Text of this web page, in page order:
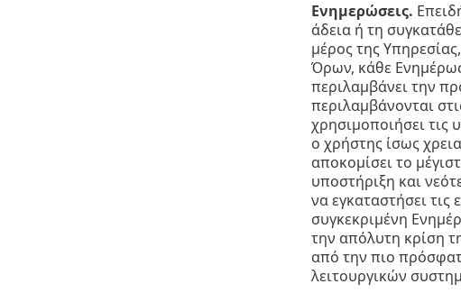
Ενημερώσεις.
άδεια ή τη
μέρος της
Όρων, κάθε
περιλαμβάνει την
περιλαμβάνονται
χρησιμοποιήσει τις
ο χρήστης ίσως
αποκομίσει το
υποστήριξη και
να εγκαταστήσει
συγκεκριμένη
την απόλυτη κρίση
από την πιο
λειτουργικών